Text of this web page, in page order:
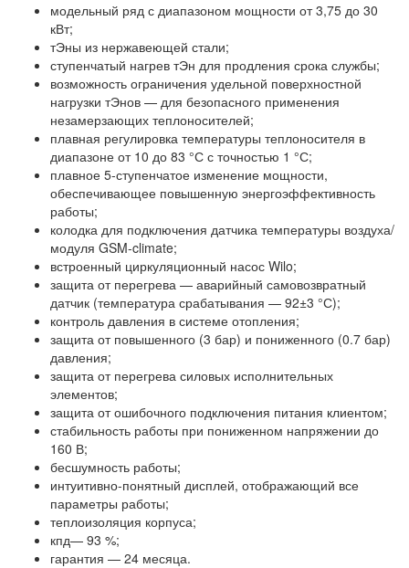
модельный ряд с диапазоном мощности от 3,75 до 30
кВт;
тЭны из нержавеющей стали;
ступенчатый нагрев тЭн для продления срока службы;
возможность ограничения удельной поверхностной
нагрузки тЭнов — для безопасного применения
незамерзающих теплоносителей;
плавная регулировка температуры теплоносителя в
диапазоне от 10 до 83 °С с точностью 1 °С;
плавное 5-ступенчатое изменение мощности,
обеспечивающее повышенную энергоэффективность
работы;
колодка для подключения датчика температуры воздуха/
модуля GSM-climate;
встроенный циркуляционный насос Wilo;
защита от перегрева — аварийный самовозвратный
датчик (температура срабатывания — 92±3 °С);
контроль давления в системе отопления;
защита от повышенного (3 бар) и пониженного (0.7 бар)
давления;
защита от перегрева силовых исполнительных
элементов;
защита от ошибочного подключения питания клиентом;
стабильность работы при пониженном напряжении до
160 В;
бесшумность работы;
интуитивно-понятный дисплей, отображающий все
параметры работы;
теплоизоляция корпуса;
кпд— 93 %;
гарантия — 24 месяца.